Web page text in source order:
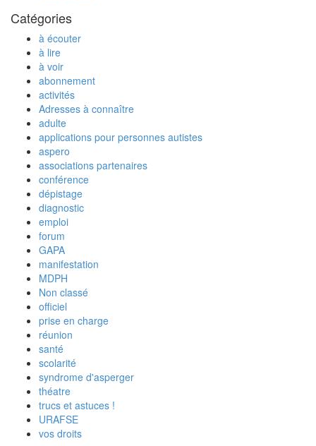
Catégories
à écouter
à lire
à voir
abonnement
activités
Adresses à connaître
adulte
applications pour personnes autistes
aspero
associations partenaires
conférence
dépistage
diagnostic
emploi
forum
GAPA
manifestation
MDPH
Non classé
officiel
prise en charge
réunion
santé
scolarité
syndrome d'asperger
théatre
trucs et astuces !
URAFSE
vos droits